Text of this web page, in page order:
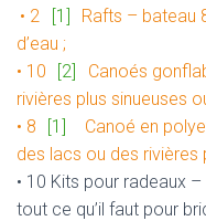
• 2
[1]
Rafts – bateau
d’eau ;
• 10
[2]
Canoés
rivières plus sinueuses
• 8
[1]
Canoé en
des lacs ou des rivières
• 10 Kits pour radeaux
tout ce qu’il faut pour